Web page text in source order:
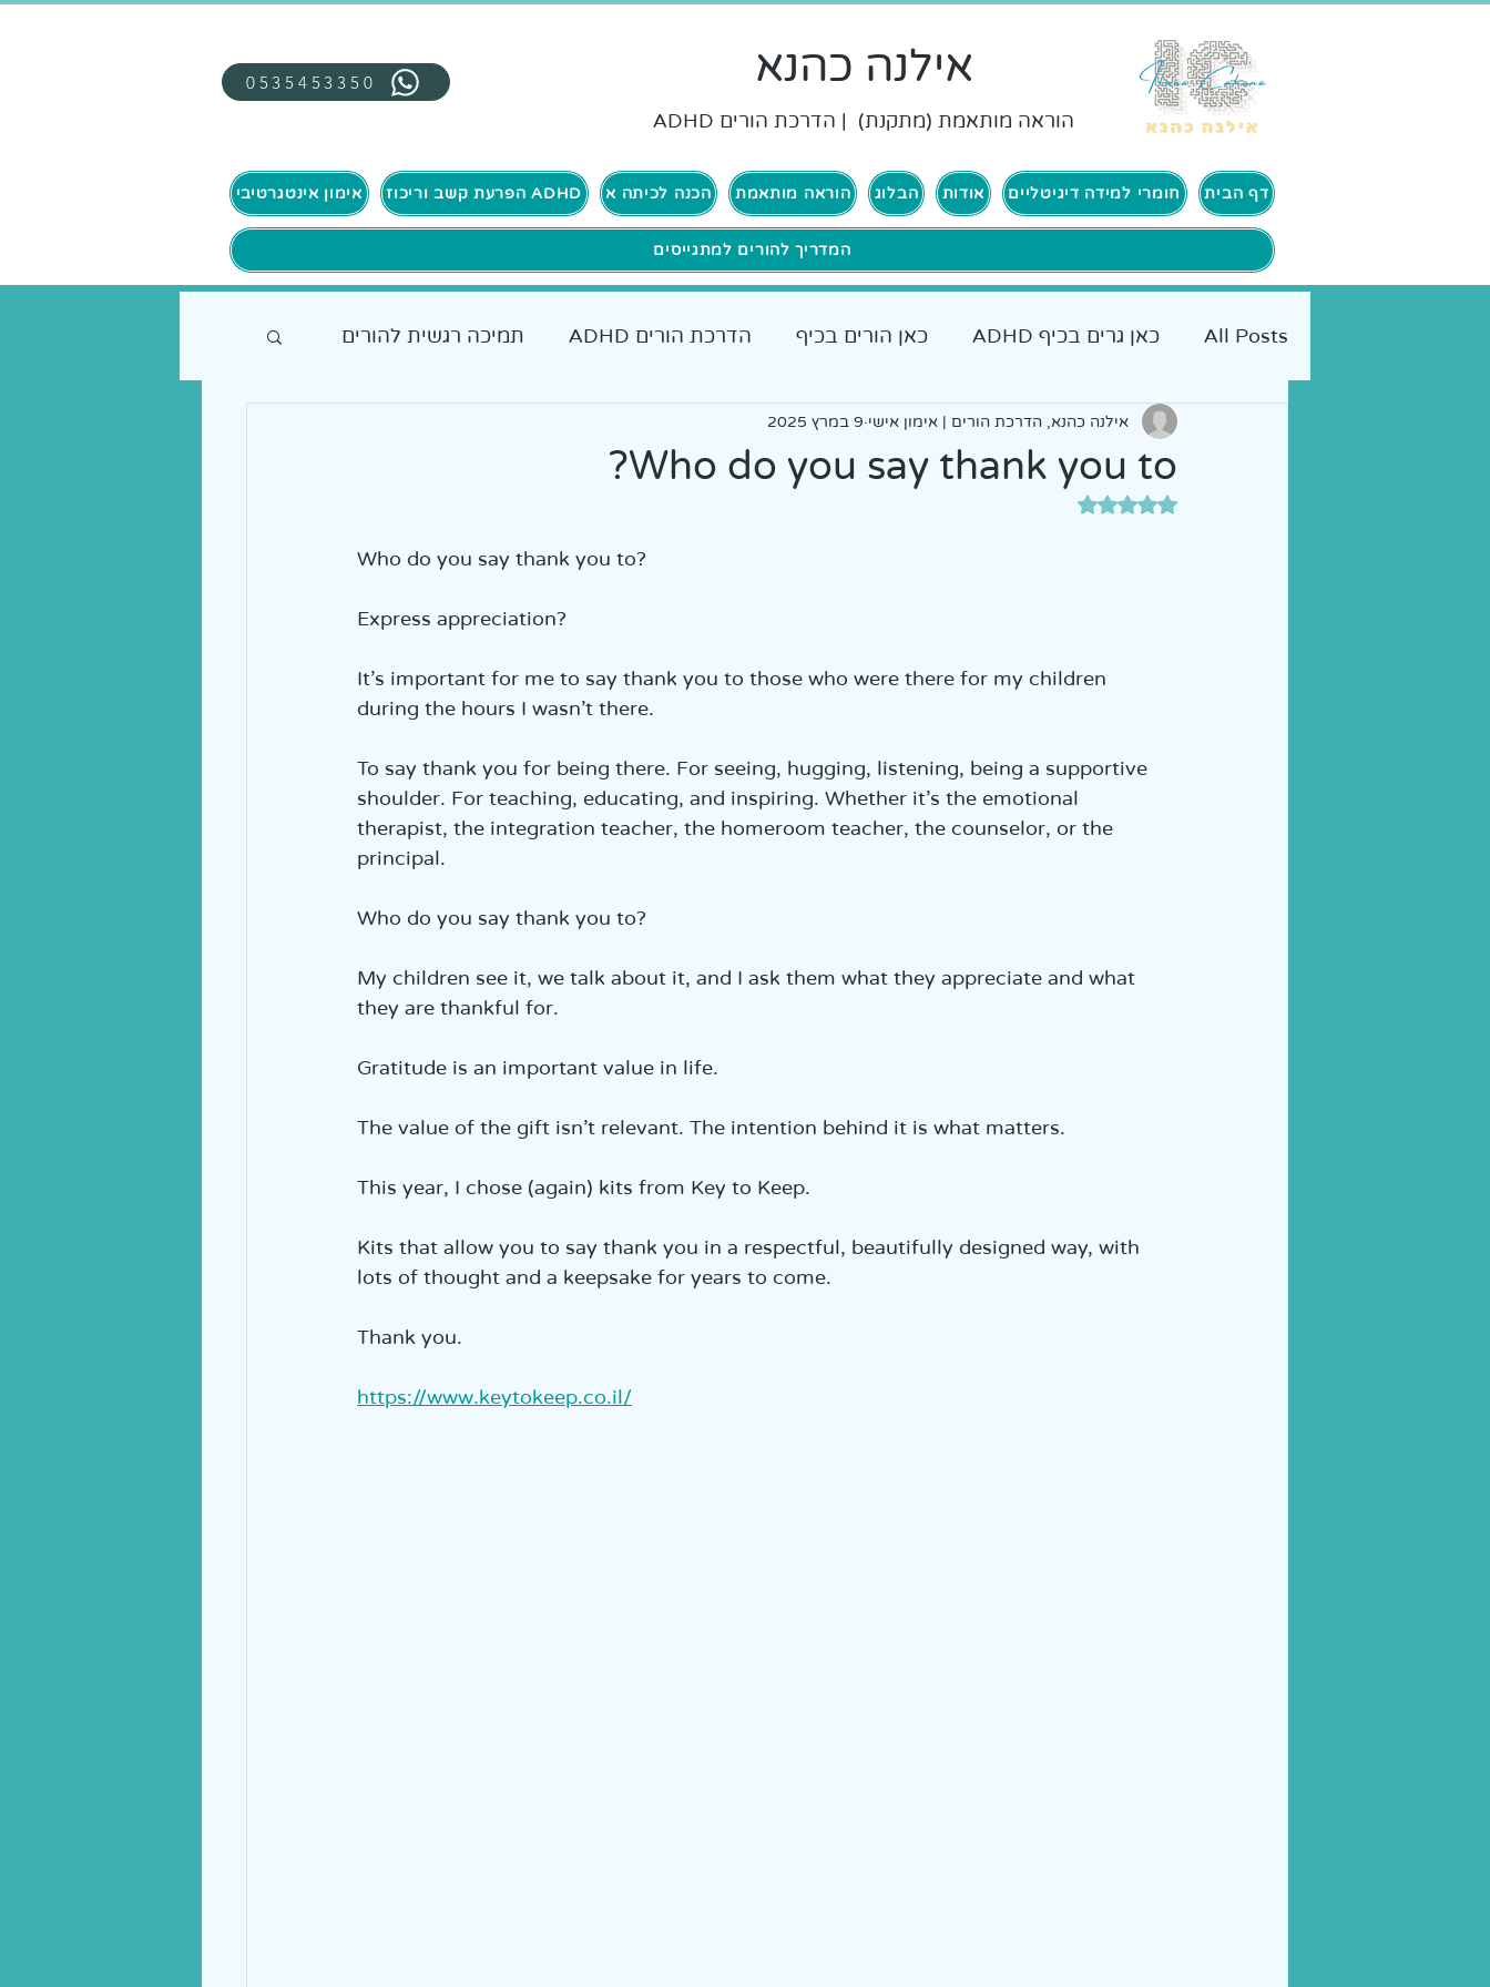
0535453350 אילנה כהנא
הוראה מותאמת (מתקנת) | הדרכת הורים ADHD
דף הבית חומרי למידה דיגיטליים אודות הבלוג הוראה מותאמת הכנה לכיתה א ADHD הפרעת קשב וריכוז אימון אינטגרטיבי
המדריך להורים למתגייסים
All Posts כאן גרים בכיף ADHD כאן הורים בכיף הדרכת הורים ADHD תמיכה רגשית להורים
אמא מטיילת כלים מעשיים להורים אבחונים והתאמות
הכנה לכיתה א' | הוראה מותאמת
Who do you say thank you to?
אילנה כהנא, הדרכת הורים | אימון אישי 9 במרץ 2025
דירוג של NaN מתוך 5 כוכבים
Who do you say thank you to?
Express appreciation?
It’s important for me to say thank you to those who were there for my children
during the hours I wasn’t there.
To say thank you for being there. For seeing, hugging, listening, being a supportive
shoulder. For teaching, educating, and inspiring. Whether it’s the emotional
therapist, the integration teacher, the homeroom teacher, the counselor, or the
principal.
Who do you say thank you to?
My children see it, we talk about it, and I ask them what they appreciate and what
they are thankful for.
Gratitude is an important value in life.
The value of the gift isn’t relevant. The intention behind it is what matters.
This year, I chose (again) kits from Key to Keep.
Kits that allow you to say thank you in a respectful, beautifully designed way, with
lots of thought and a keepsake for years to come.
Thank you.
https://www.keytokeep.co.il/